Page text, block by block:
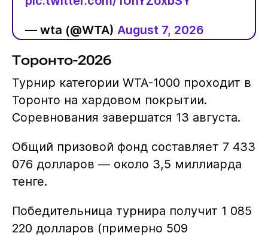
— wta (@WTA) August 7, 2026
Торонто-2026
Турнир категории WTA-1000 проходит в
Торонто на хардовом покрытии.
Соревнования завершатся 13 августа.
Общий призовой фонд составляет 7 433
076 долларов — около 3,5 миллиарда
тенге.
Победительница турнира получит 1 085
220 долларов (примерно 509